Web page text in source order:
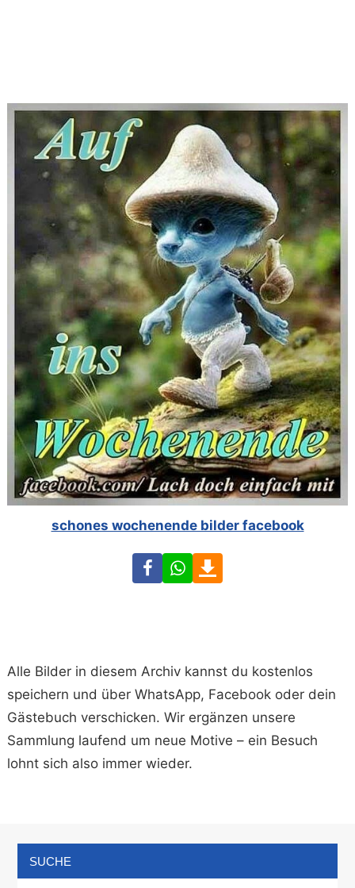
schones wochenende bilder facebook
FacebookWhatsApp
Alle Bilder in diesem Archiv kannst du kostenlos
speichern und über WhatsApp, Facebook oder dein
Gästebuch verschicken. Wir ergänzen unsere
Sammlung laufend um neue Motive – ein Besuch
lohnt sich also immer wieder.
SUCHE